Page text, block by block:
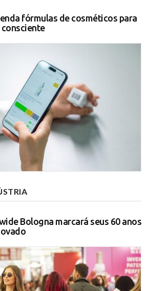
fórmulas de cosméticos para
Bologna marcará seus 60 anos